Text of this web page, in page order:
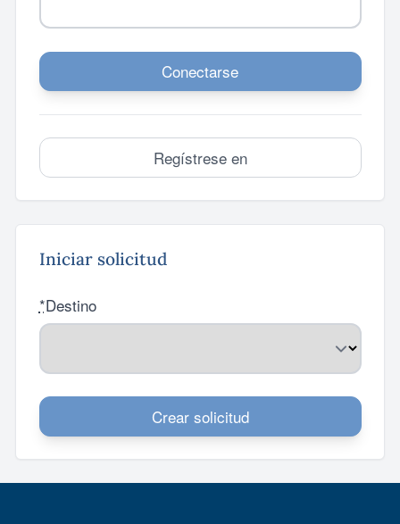
Conectarse
Regístrese en
Iniciar solicitud
*Destino
Crear solicitud